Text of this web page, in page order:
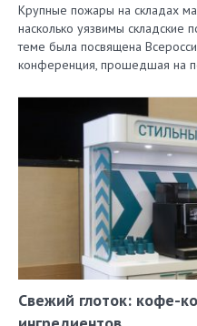
Крупные пожары на складах
насколько уязвимы складские
теме была посвящена
конференция, прошедшая на
Свежий глоток: кофе-